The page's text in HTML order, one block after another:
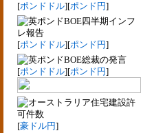
[ポンドドル][ポンド円]
BOE四半期インフ
レ報告
[ポンドドル][ポンド円]
BOE総裁の発言
[ポンドドル][ポンド円]
住宅建設許
可件数
[豪ドル円]